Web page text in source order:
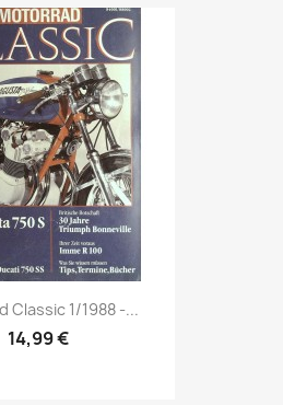
Vorschau
Classic 1/1988 -...
14,99 €